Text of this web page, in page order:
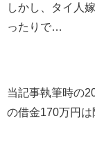
しかし、タイ人
ったりで…
当記事執筆時の
の借金170万円